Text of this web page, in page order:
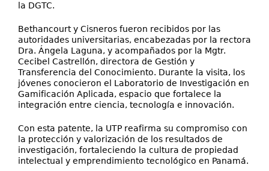
la DGTC.
Bethancourt y Cisneros fueron recibidos por las
autoridades universitarias, encabezadas por la rectora
Dra. Ángela Laguna, y acompañados por la Mgtr.
Cecibel Castrellón, directora de Gestión y
Transferencia del Conocimiento. Durante la visita, los
jóvenes conocieron el Laboratorio de Investigación en
Gamificación Aplicada, espacio que fortalece la
integración entre ciencia, tecnología e innovación.
Con esta patente, la UTP reafirma su compromiso con
la protección y valorización de los resultados de
investigación, fortaleciendo la cultura de propiedad
intelectual y emprendimiento tecnológico en Panamá.